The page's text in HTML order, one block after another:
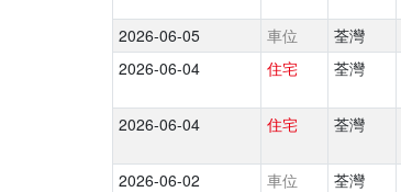
2026-06-05 車位 荃灣
2026-06-04
住宅 荃灣
2026-06-04 住宅 荃灣
2026-06-02 車位 荃灣